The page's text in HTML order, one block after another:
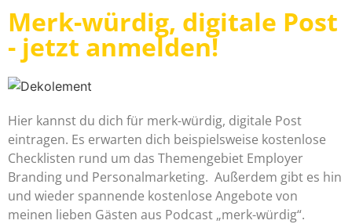
Merk-würdig, digitale Post
- jetzt anmelden!
Hier kannst du dich für merk-würdig, digitale Post
eintragen. Es erwarten dich beispielsweise kostenlose
Checklisten rund um das Themengebiet Employer
Branding und Personalmarketing. Außerdem gibt es hin
und wieder spannende kostenlose Angebote von
meinen lieben Gästen aus Podcast „merk-würdig“.